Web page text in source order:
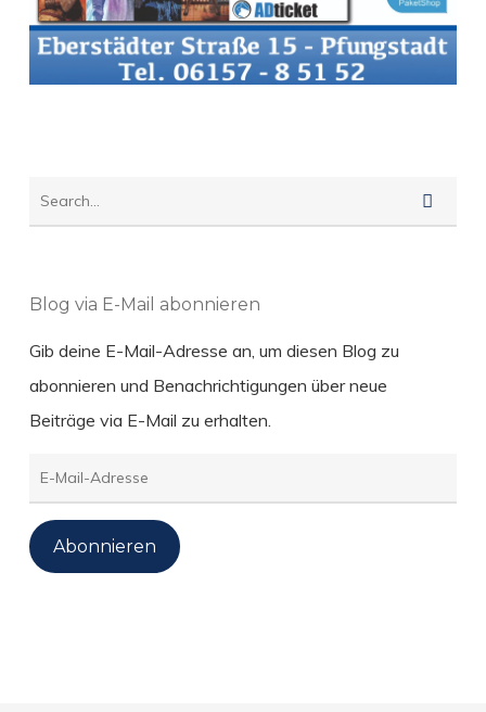
Blog via E-Mail abonnieren
Gib deine E-Mail-Adresse an, um diesen Blog zu
abonnieren und Benachrichtigungen über neue
Beiträge via E-Mail zu erhalten.
E-
Mail-
Adresse
Abonnieren